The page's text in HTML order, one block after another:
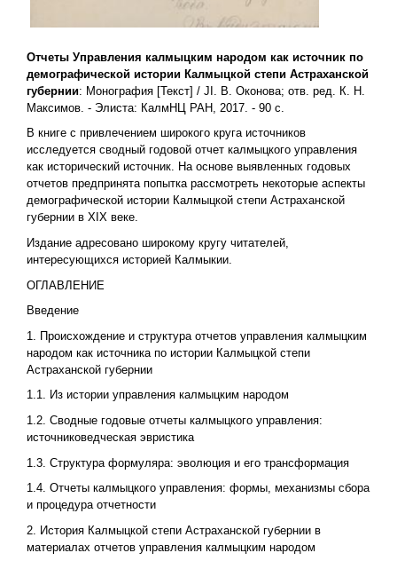
Отчеты Управления калмыцким народом как источник по
демографической истории Калмыцкой степи Астраханской
губернии: Монография [Текст] / JI. В. Оконова; отв. ред. К. Н.
Максимов. - Элиста: КалмНЦ РАН, 2017. - 90 с.
В книге с привлечением широкого круга источников
исследуется сводный годовой отчет калмыцкого управления
как исторический источник. На основе выявленных годовых
отчетов предпринята попытка рассмотреть некоторые аспекты
демографической истории Калмыцкой степи Астраханской
губернии в XIX веке.
Издание адресовано широкому кругу читателей,
интересующихся историей Калмыкии.
ОГЛАВЛЕНИЕ
Введение
1. Происхождение и структура отчетов управления калмыцким
народом как источника по истории Калмыцкой степи
Астраханской губернии
1.1. Из истории управления калмыцким народом
1.2. Сводные годовые отчеты калмыцкого управления:
источниковедческая эвристика
1.3. Структура формуляра: эволюция и его трансформация
1.4. Отчеты калмыцкого управления: формы, механизмы сбора
и процедура отчетности
2. История Калмыцкой степи Астраханской губернии в
материалах отчетов управления калмыцким народом